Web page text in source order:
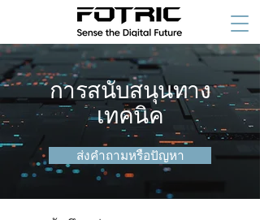
การสนับสนุนทาง
เทคนิค
ส่งคำถามหรือปัญหา